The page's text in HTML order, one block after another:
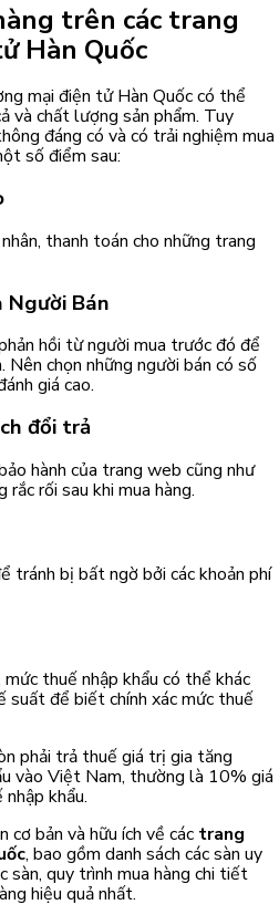
trên các trang
Hàn Quốc
mại điện tử Hàn Quốc có thể
và chất lượng sản phẩm. Tuy
đáng có và có trải nghiệm mua
số điểm sau:
thanh toán cho những trang
Người Bán
hồi từ người mua trước đó để
Nên chọn những người bán có số
giá cao.
đổi trả
hành của trang web cũng như
rối sau khi mua hàng.
tránh bị bất ngờ bởi các khoản phí
thuế nhập khẩu có thể khác
suất để biết chính xác mức thuế
phải trả thuế giá trị gia tăng
vào Việt Nam, thường là 10% giá
khẩu.
bản và hữu ích về các trang
, bao gồm danh sách các sàn uy
sàn, quy trình mua hàng chi tiết
hiệu quả nhất.